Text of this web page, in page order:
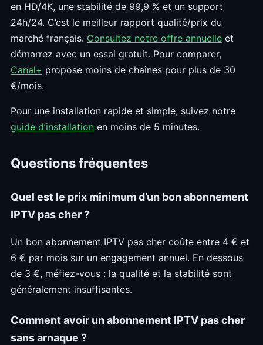
en HD/4K, une stabilité de 99,9 % et un support
24h/24. C’est le meilleur rapport qualité/prix du
marché français. Consultez notre offre annuelle et
démarrez avec un essai gratuit. Pour comparer,
Canal+ propose moins de chaînes pour plus de 30
€/mois.
Pour une installation rapide et simple, suivez notre
guide d’installation en moins de 5 minutes.
Questions fréquentes
Quel est le prix minimum d’un bon abonnement
IPTV pas cher ?
Un bon abonnement IPTV pas cher coûte entre 4 € et
6 € par mois sur un engagement annuel. En dessous
de 3 €, méfiez-vous : la qualité et la stabilité sont
généralement insuffisantes.
Comment avoir un abonnement IPTV pas cher
sans arnaque ?